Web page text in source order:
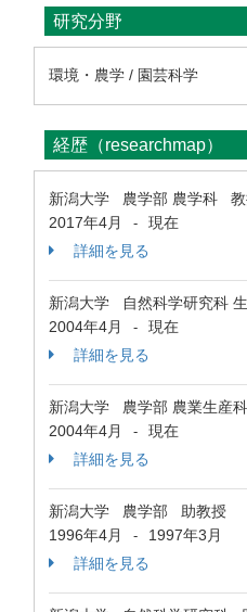
研究分野
環境・農学 / 園芸科学
経歴（researchmap）
新潟大学 農学部 農学科
2017年4月
-
現在
詳細を見る
新潟大学 自然科学研究科
2004年4月
-
現在
詳細を見る
新潟大学 農学部 農業生産
2004年4月
-
現在
詳細を見る
新潟大学 農学部 助教授
1996年4月
-
1997年3月
詳細を見る